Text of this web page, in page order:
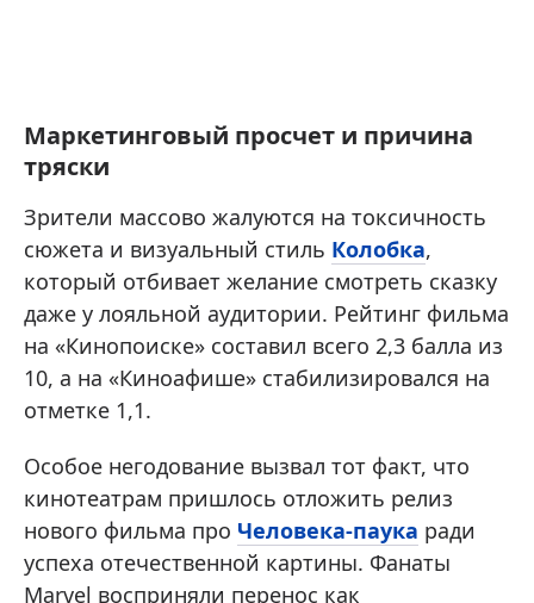
Маркетинговый просчет и причина
тряски
Зрители массово жалуются на токсичность
сюжета и визуальный стиль Колобка,
который отбивает желание смотреть сказку
даже у лояльной аудитории. Рейтинг фильма
на «Кинопоиске» составил всего 2,3 балла из
10, а на «Киноафише» стабилизировался на
отметке 1,1.
Особое негодование вызвал тот факт, что
кинотеатрам пришлось отложить релиз
нового фильма про Человека-паука ради
успеха отечественной картины. Фанаты
Marvel восприняли перенос как